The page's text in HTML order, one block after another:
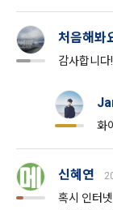
제 28 조 (회원의
"회사"는 "회원"
원"의 개인정보
고지한다.
제 29 조 (약관
본 약관에 명시
및 정보보호 등
처음해봐
감사합니다!
화
신혜연
혹시 인터